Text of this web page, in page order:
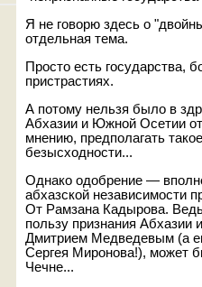
Я не говорю здесь о
отдельная тема.
Просто есть государства,
пристрастиях.
А потому нельзя было в
Абхазии и Южной Осетии
мнению, предполагать
безысходности...
Однако одобрение —
абхазской независимости
От Рамзана Кадырова. Ведь
пользу признания
Дмитрием Медведевым (а
Сергея Миронова!), может
Чечне...